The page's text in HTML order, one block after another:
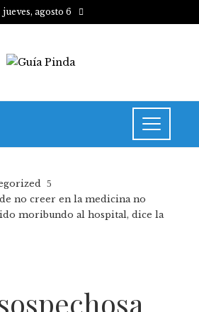
jueves, agosto 6
de no creer en la medicina no
moribundo al hospital, dice la